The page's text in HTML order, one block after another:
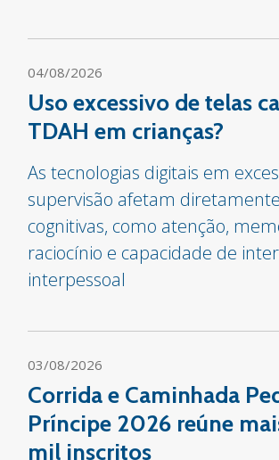
04/08/2026
Uso excessivo de telas
TDAH em crianças?
As tecnologias digitais em
supervisão afetam
cognitivas, como atenção,
raciocínio e capacidade de
interpessoal
03/08/2026
Corrida e Caminhada
Príncipe 2026 reúne
mil inscritos